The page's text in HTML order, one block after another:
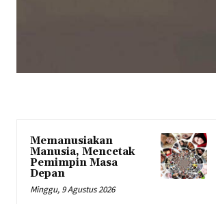
Memanusiakan
Manusia, Mencetak
Pemimpin Masa
Depan
Minggu, 9 Agustus 2026